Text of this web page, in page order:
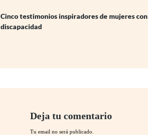
Cinco testimonios inspiradores de mujeres con
discapacidad
Deja tu comentario
Tu email no será publicado.